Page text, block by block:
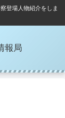
登場人物紹介をしま
報局